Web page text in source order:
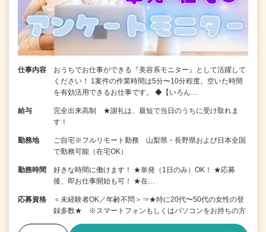
仕事内容
おうちでお仕事ができる『美容系モニター』として活躍して
ください！ 1案件の作業時間は5分〜10分程度。空いた時間
を有効活用できるお仕事です。 ◆【いろん…
給与
完全出来高制 ★謝礼は、最短で当日のうちに受け取れま
す！
勤務地
ご自宅※フルリモート勤務 山梨県・長野県および日本全国
で勤務可能（在宅OK）
勤務時間
好きな時間に働けます！ ★単発（1日のみ）OK！ ★応募
後、即お仕事開始も可！ ★在…
応募資格
＜未経験者OK／年齢不問＞⇒★特に20代〜50代の女性の登
録多数★ ※スマートフォンもしくはパソコンをお持ちの方